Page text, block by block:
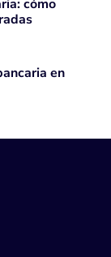
cómo
en